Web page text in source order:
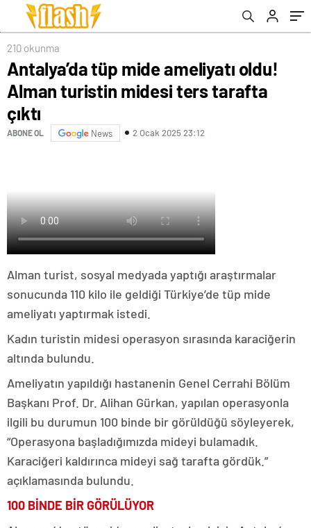
210 okunma
Antalya’da tüp mide ameliyatı oldu!
Alman turistin midesi ters tarafta
çıktı
ABONE OL News 2 Ocak 2025 23:12
Alman turist, sosyal medyada yaptığı araştırmalar
sonucunda 110 kilo ile geldiği Türkiye’de tüp mide
ameliyatı yaptırmak istedi.
Kadın turistin midesi operasyon sırasında karaciğerin
altında bulundu.
Ameliyatın yapıldığı hastanenin Genel Cerrahi Bölüm
Başkanı Prof. Dr. Alihan Gürkan, yapılan operasyonla
ilgili bu durumun 100 binde bir görüldüğü söyleyerek,
“Operasyona başladığımızda mideyi bulamadık.
Karaciğeri kaldırınca mideyi sağ tarafta gördük.”
açıklamasında bulundu.
100 BİNDE BİR GÖRÜLÜYOR